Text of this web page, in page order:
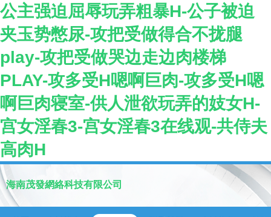
公主强迫屈辱玩弄粗暴H-公子被迫
夹玉势憋尿-攻把受做得合不拢腿
play-攻把受做哭边走边肉楼梯
PLAY-攻多受H嗯啊巨肉-攻多受H嗯
啊巨肉寝室-供人泄欲玩弄的妓女H-
宫女淫春3-宫女淫春3在线观-共侍夫
高肉H
海南茂發網絡科技有限公司